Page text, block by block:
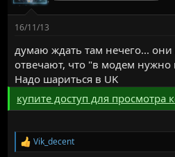
16/11/13
думаю ждать там нечего...
отвечают, что "в модем нужно
Надо шариться в UK
купите доступ для просмотра
Р
Vik_decent